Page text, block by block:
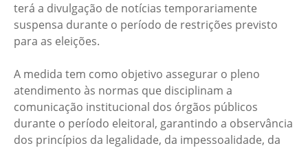
terá a divulgação de notícias temporariamente
suspensa durante o período de restrições previsto
para as eleições.
A medida tem como objetivo assegurar o pleno
atendimento às normas que disciplinam a
comunicação institucional dos órgãos públicos
durante o período eleitoral, garantindo a observância
dos princípios da legalidade, da impessoalidade, da